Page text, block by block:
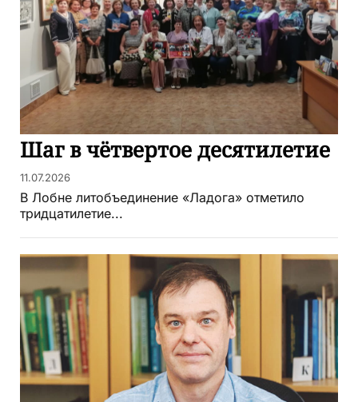
Шаг в чётвертое десятилетие
11.07.2026
В Лобне литобъединение «Ладога» отметило
тридцатилетие...